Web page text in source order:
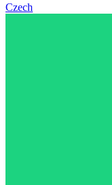
Czech